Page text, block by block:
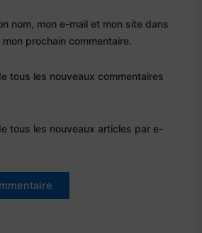
nom, mon e-mail et mon site dans
prochain commentaire.
tous les nouveaux commentaires
tous les nouveaux articles par e-